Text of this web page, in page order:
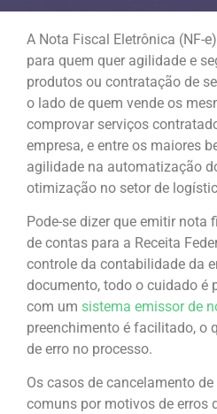
A Nota Fiscal Eletrônica (NF-
para quem quer agilidade e
produtos ou contratação de
o lado de quem vende os
comprovar serviços
empresa, e entre os maiores
agilidade na automatização
otimização no setor de
Pode-se dizer que emitir nota
de contas para a Receita
controle da contabilidade da
documento, todo o cuidado é
com um sistema emissor de
preenchimento é facilitado, o
de erro no processo.
Os casos de cancelamento
comuns por motivos de erros